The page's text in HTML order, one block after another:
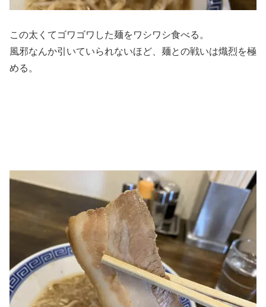
この太くてゴワゴワした麺をワシワシ食べる。
風邪なんか引いていられないほど、麺との戦いは熾烈を極
める。